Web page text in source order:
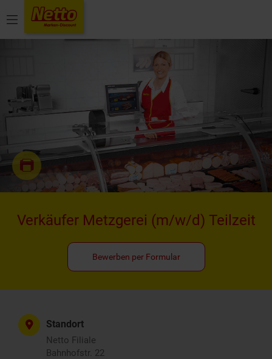
Menü
Verkäufer Metzgerei (m/w/d) Teilzeit
Bewerben per Formular
Standort
Netto Filiale
Bahnhofstr. 22